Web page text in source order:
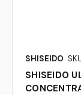
SHISEIDO
SHISEIDO